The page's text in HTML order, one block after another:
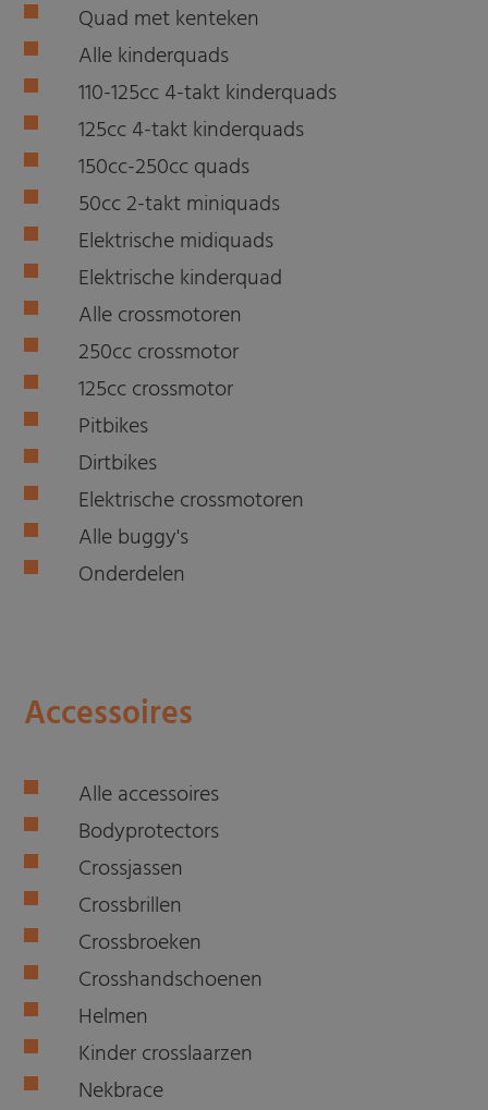
Quad met kenteken
Alle kinderquads
110-125cc 4-takt kinderquads
125cc 4-takt kinderquads
150cc-250cc quads
50cc 2-takt miniquads
Elektrische midiquads
Elektrische kinderquad
Alle crossmotoren
250cc crossmotor
125cc crossmotor
Pitbikes
Dirtbikes
Elektrische crossmotoren
Alle buggy's
Onderdelen
Accessoires
Alle accessoires
Bodyprotectors
Crossjassen
Crossbrillen
Crossbroeken
Crosshandschoenen
Helmen
Kinder crosslaarzen
Nekbrace